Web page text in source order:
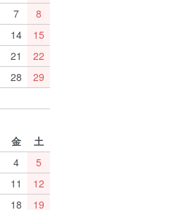
7
8
14
15
21
22
28
29
金
土
4
5
11
12
18 19